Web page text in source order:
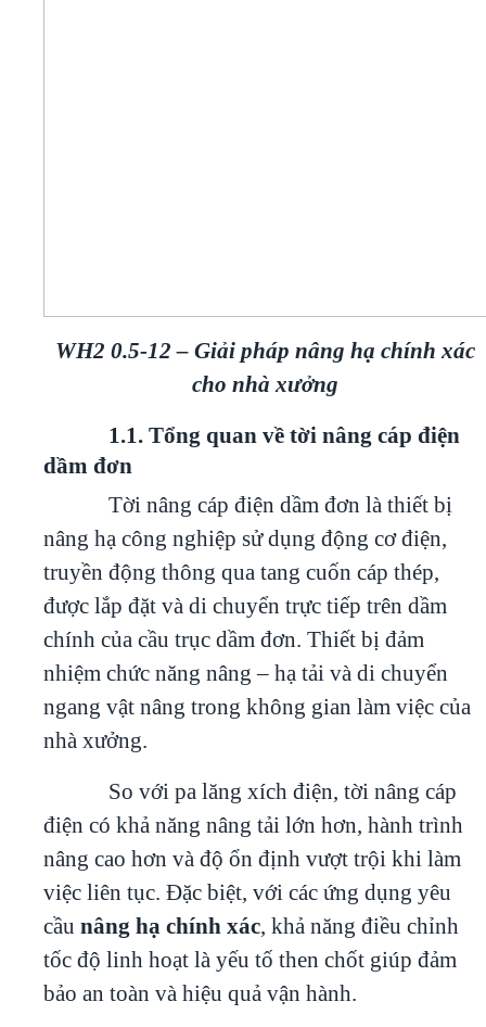
WH2 0.5-12 – Giải pháp nâng hạ chính xác
cho nhà xưởng
1.1. Tổng quan về tời nâng cáp điện
dầm đơn
Tời nâng cáp điện dầm đơn là thiết bị
nâng hạ công nghiệp sử dụng động cơ điện,
truyền động thông qua tang cuốn cáp thép,
được lắp đặt và di chuyển trực tiếp trên dầm
chính của cầu trục dầm đơn. Thiết bị đảm
nhiệm chức năng nâng – hạ tải và di chuyển
ngang vật nâng trong không gian làm việc của
nhà xưởng.
So với pa lăng xích điện, tời nâng cáp
điện có khả năng nâng tải lớn hơn, hành trình
nâng cao hơn và độ ổn định vượt trội khi làm
việc liên tục. Đặc biệt, với các ứng dụng yêu
cầu nâng hạ chính xác, khả năng điều chỉnh
tốc độ linh hoạt là yếu tố then chốt giúp đảm
bảo an toàn và hiệu quả vận hành.